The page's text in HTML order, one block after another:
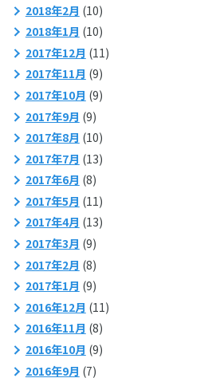
2018年2月 (10)
2018年1月 (10)
2017年12月 (11)
2017年11月 (9)
2017年10月 (9)
2017年9月 (9)
2017年8月 (10)
2017年7月 (13)
2017年6月 (8)
2017年5月 (11)
2017年4月 (13)
2017年3月 (9)
2017年2月 (8)
2017年1月 (9)
2016年12月 (11)
2016年11月 (8)
2016年10月 (9)
2016年9月 (7)